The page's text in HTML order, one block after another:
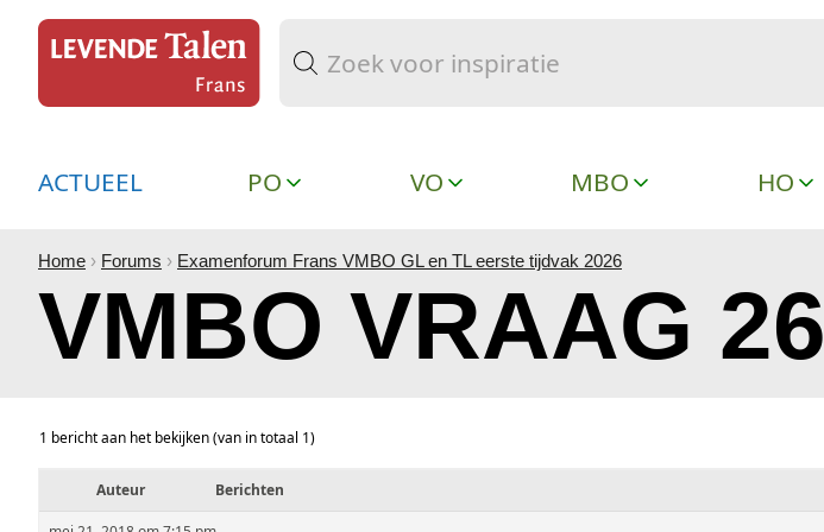
ACTUEEL PO VO MBO HO
Home › Forums › Examenforum Frans VMBO GL en TL eerste tijdvak 2026
VMBO VRAAG 26
1 bericht aan het bekijken (van in totaal 1)
Auteur Berichten